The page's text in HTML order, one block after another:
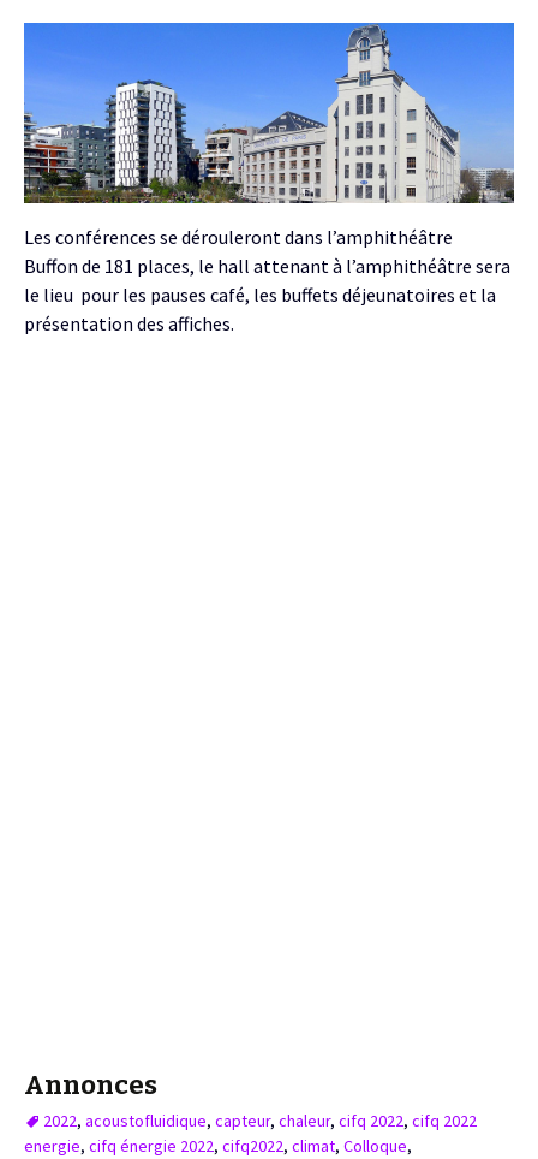
Les conférences se dérouleront dans l’amphithéâtre
Buffon de 181 places, le hall attenant à l’amphithéâtre sera
le lieu pour les pauses café, les buffets déjeunatoires et la
présentation des affiches.
Annonces
2022, acoustofluidique, capteur, chaleur, cifq 2022, cifq 2022
energie, cifq énergie 2022, cifq2022, climat, Colloque,